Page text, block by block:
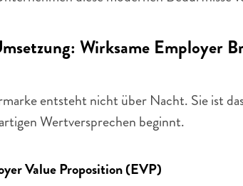
Wirksame Employer
entsteht nicht über Nacht. Sie ist
Wertversprechen beginnt.
Value Proposition (EVP)